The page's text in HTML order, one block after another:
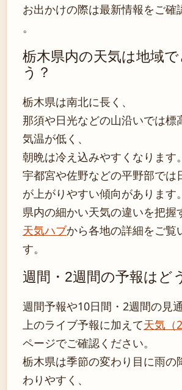
お出かけの際は最新情報をご確
。
栃木県内の天気は地域
う？
栃木県は南北に長く、
那須や日光などの山沿いでは標
気温が低く、
朝晩は冷え込みやすくなります
宇都宮や佐野などの平野部では
が上がりやすい傾向があります。
県内の細かい天気の違いを把握
天気ハブから各地の詳細をご覧
す。
週間・2週間の予報はど
週間予報や10日間・2週間の見通
上のライブ予報に加えて天気（
ページでご確認ください。
栃木県は季節の変わり目に雨の
わりやすく、